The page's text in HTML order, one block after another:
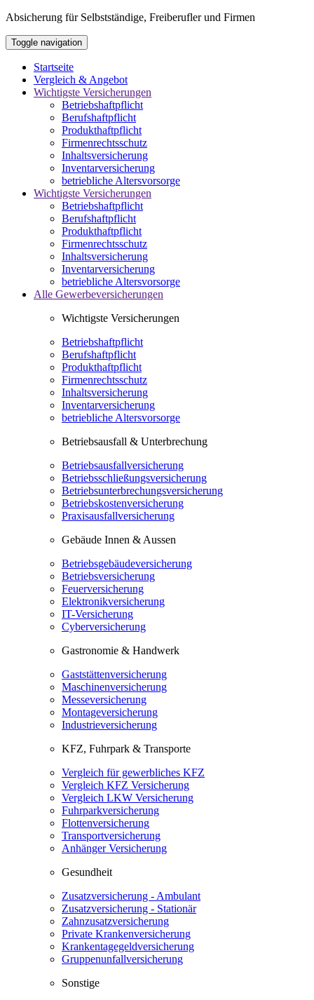
Absicherung für Selbstständige, Freiberufler und Firmen
Toggle navigation
Startseite
Vergleich & Angebot
Wichtigste Versicherungen
Betriebshaftpflicht
Berufshaftpflicht
Produkthaftpflicht
Firmenrechtsschutz
Inhaltsversicherung
Inventarversicherung
betriebliche Altersvorsorge
Wichtigste Versicherungen
Betriebshaftpflicht
Berufshaftpflicht
Produkthaftpflicht
Firmenrechtsschutz
Inhaltsversicherung
Inventarversicherung
betriebliche Altersvorsorge
Alle Gewerbeversicherungen
Wichtigste Versicherungen
Betriebshaftpflicht
Berufshaftpflicht
Produkthaftpflicht
Firmenrechtsschutz
Inhaltsversicherung
Inventarversicherung
betriebliche Altersvorsorge
Betriebsausfall & Unterbrechung
Betriebsausfallversicherung
Betriebsschließungsversicherung
Betriebsunterbrechungsversicherung
Betriebskostenversicherung
Praxisausfallversicherung
Gebäude Innen & Aussen
Betriebsgebäudeversicherung
Betriebsversicherung
Feuerversicherung
Elektronikversicherung
IT-Versicherung
Cyberversicherung
Gastronomie & Handwerk
Gaststättenversicherung
Maschinenversicherung
Messeversicherung
Montageversicherung
Industrieversicherung
KFZ, Fuhrpark & Transporte
Vergleich für gewerbliches KFZ
Vergleich KFZ Versicherung
Vergleich LKW Versicherung
Fuhrparkversicherung
Flottenversicherung
Transportversicherung
Anhänger Versicherung
Gesundheit
Zusatzversicherung - Ambulant
Zusatzversicherung - Stationär
Zahnzusatzversicherung
Private Krankenversicherung
Krankentagegeldversicherung
Gruppenunfallversicherung
Sonstige